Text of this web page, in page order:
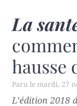
La
hausse
mardi, 27
L’édition 2018